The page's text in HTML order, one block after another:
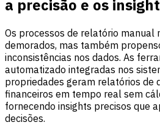
a precisão e os
Os processos de relatório manual
demorados, mas também
inconsistências nos dados. As
automatizado integradas nos
propriedades geram relatórios de
financeiros em tempo real sem
fornecendo insights precisos que
decisões.